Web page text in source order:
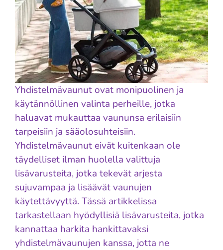
Yhdistelmävaunut ovat monipuolinen ja
käytännöllinen valinta perheille, jotka
haluavat mukauttaa vaununsa erilaisiin
tarpeisiin ja sääolosuhteisiin.
Yhdistelmävaunut eivät kuitenkaan ole
täydelliset ilman huolella valittuja
lisävarusteita, jotka tekevät arjesta
sujuvampaa ja lisäävät vaunujen
käytettävyyttä. Tässä artikkelissa
tarkastellaan hyödyllisiä lisävarusteita, jotka
kannattaa harkita hankittavaksi
yhdistelmävaunujen kanssa, jotta ne